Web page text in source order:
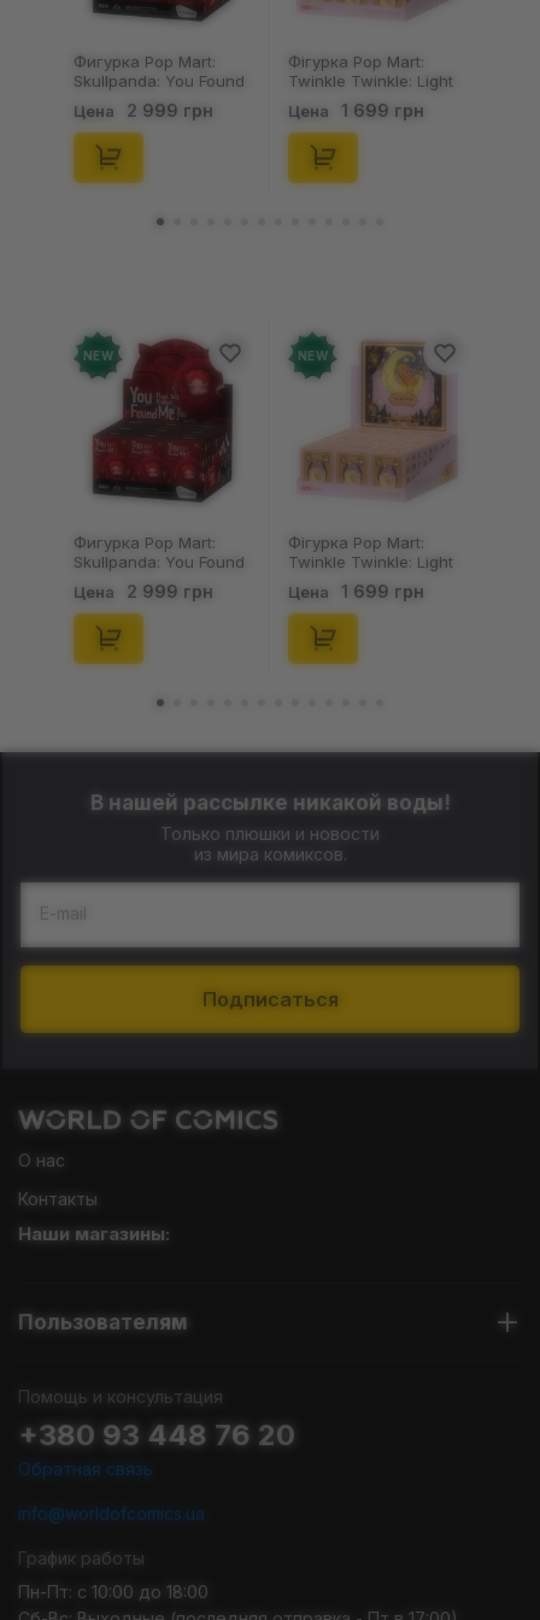
Фигурка Pop Mart:
Skullpanda: You Found
Me!: Plush Doll Pendant
Series (Blind Box: 1 з
10) (Secret Edition),
(29347)
Цена 2 999 грн
Фігурка Pop Mart:
Twinkle Twinkle: Light
Up: Scene Sets Series
(Blind Box: 1 з 10)
(Secret Edition),
(21372)
Цена 1 699 грн
NEW
Фигурка Pop Mart:
Skullpanda: You Found
Me!: Plush Doll Pendant
Series (Blind Box: 1 з
10) (Secret Edition),
(29347)
Цена 2 999 грн
NEW
Фігурка Pop Mart:
Twinkle Twinkle: Light
Up: Scene Sets Series
(Blind Box: 1 з 10)
(Secret Edition),
(21372)
Цена 1 699 грн
В нашей рассылке никакой воды!
Только плюшки и новости
из мира комиксов.
E-mail
Подписаться
О нас
Контакты
Наши магазины:
Пользователям
Помощь и консультация
+380 93 448 76 20
Обратная связь
info@worldofcomics.ua
График работы
Пн-Пт: с 10:00 до 18:00